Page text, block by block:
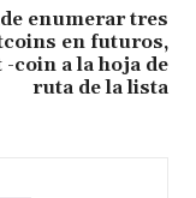
enumerar tres
en futuros,
coin a la hoja de
ruta de la lista